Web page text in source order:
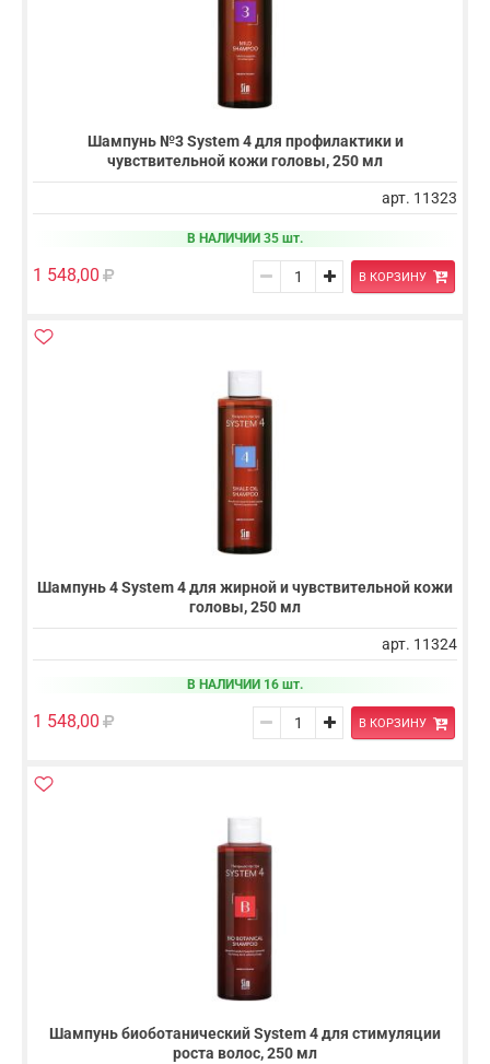
Шампунь №3 System 4 для профилактики и
чувствительной кожи головы, 250 мл
арт. 11323
В НАЛИЧИИ 35 шт.
1 548,00 В КОРЗИНУ
Шампунь 4 System 4 для жирной и чувствительной кожи
головы, 250 мл
арт. 11324
В НАЛИЧИИ 16 шт.
1 548,00 В КОРЗИНУ
Шампунь биоботанический System 4 для стимуляции
роста волос, 250 мл